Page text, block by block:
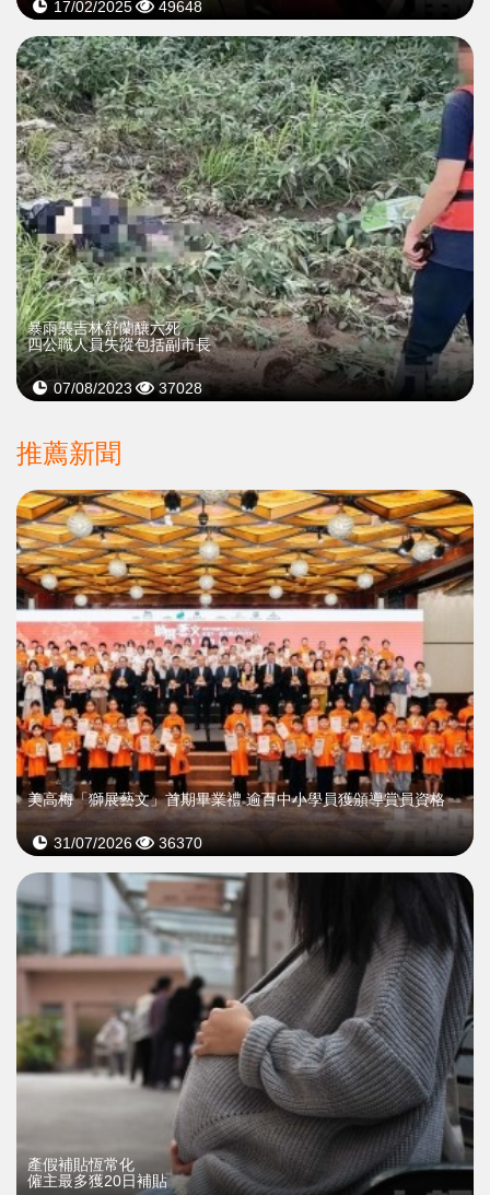
17/02/2025 49648
暴雨襲吉林舒蘭釀六死
四公職人員失蹤包括副市長
07/08/2023 37028
推薦新聞
美高梅「獅展藝文」首期畢業禮 逾百中小學員獲頒導賞員資格
31/07/2026 36370
產假補貼恆常化
僱主最多獲20日補貼